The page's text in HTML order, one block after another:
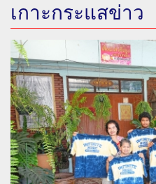
เกาะกระแสข่าว